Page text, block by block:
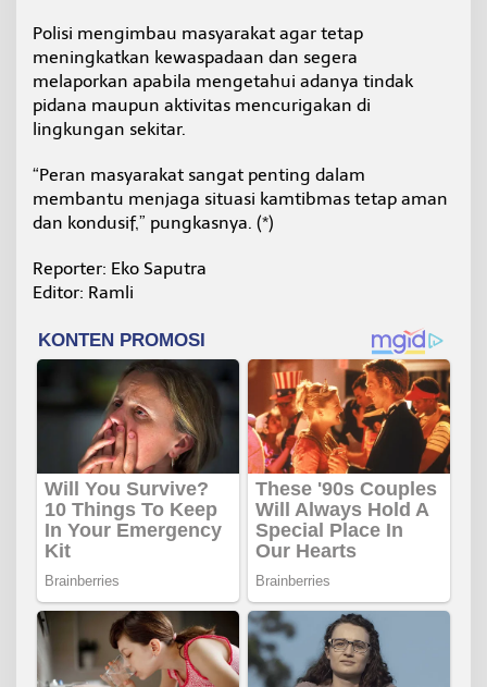
Polisi mengimbau masyarakat agar tetap
meningkatkan kewaspadaan dan segera
melaporkan apabila mengetahui adanya tindak
pidana maupun aktivitas mencurigakan di
lingkungan sekitar.
“Peran masyarakat sangat penting dalam
membantu menjaga situasi kamtibmas tetap aman
dan kondusif,” pungkasnya. (*)
Reporter: Eko Saputra
Editor: Ramli